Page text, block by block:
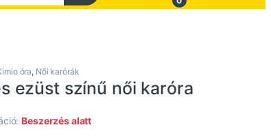
óra, Női karórák
ezüst színű női karóra
Beszerzés alatt